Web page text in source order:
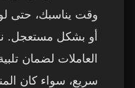
وقت يناسبك، حتى
أو بشكل مستعجل.
العاملات لضمان
سريع، سواء كان